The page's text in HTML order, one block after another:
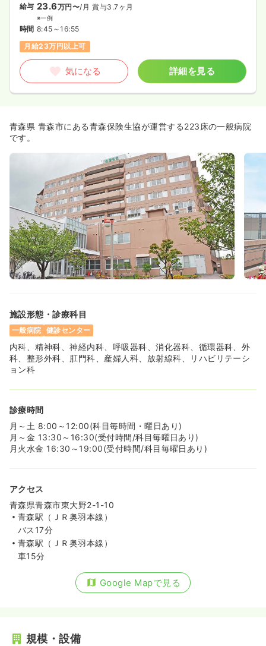
給与 23.6万円〜/月 賞与3.7ヶ月
※一例
時間 8:45～16:55
月給23万円以上可
気になる 詳細を見る
青森県 青森市にある青森保険生協が運営する223床の一般病院
です。
施設形態・診療科目
一般病院 健診センター
内科、精神科、神経内科、呼吸器科、消化器科、循環器科、外
科、整形外科、肛門科、産婦人科、放射線科、リハビリテーシ
ョン科
診療時間
月～土 8:00～12:00(科目毎時間・曜日あり)
月～金 13:30～16:30(受付時間/科目毎曜日あり)
月火水金 16:30～19:00(受付時間/科目毎曜日あり)
アクセス
青森県青森市東大野2-1-10
青森駅（ＪＲ奥羽本線）
バス17分
青森駅（ＪＲ奥羽本線）
車15分
Google Mapで見る
規模・設備